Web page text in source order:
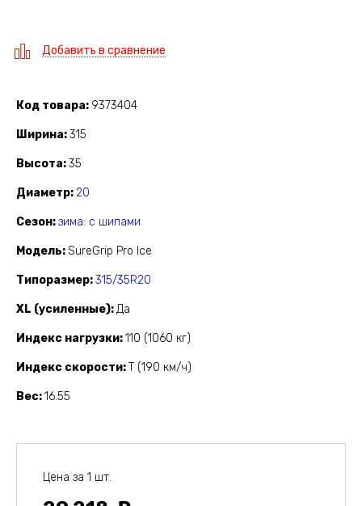
Добавить в сравнение
Код товара 9373404
Ширина 315
Высота 35
Диаметр 20
Сезон зима: с шипами
Модель SureGrip Pro Ice
Типоразмер 315/35R20
XL (усиленные) Да
Индекс нагрузки 110 (1060 кг)
Индекс скорости T (190 км/ч)
Вес 16.55
Цена за 1 шт.